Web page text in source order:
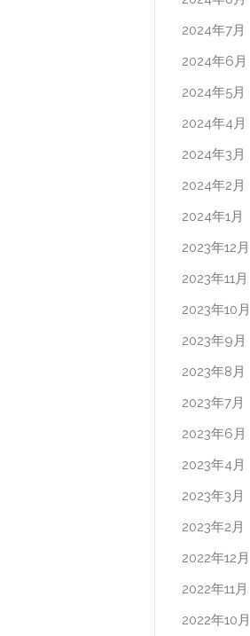
2024年7月
2024年6月
2024年5月
2024年4月
2024年3月
2024年2月
2024年1月
2023年12月
2023年11月
2023年10月
2023年9月
2023年8月
2023年7月
2023年6月
2023年4月
2023年3月
2023年2月
2022年12月
2022年11月
2022年10月